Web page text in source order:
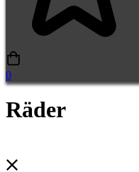
0
Räder